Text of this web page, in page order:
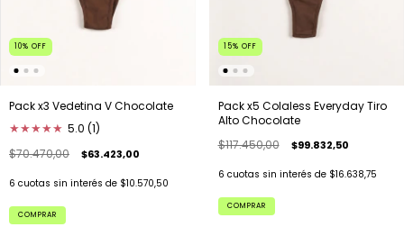
10% OFF
Pack x3 Vedetina V Chocolate
★★★★★ 5.0 (1)
$70.470,00
$63.423,00
6 cuotas sin interés de $10.570,50
COMPRAR
15% OFF
Pack x5 Colaless Everyday Tiro
Alto Chocolate
$117.450,00
$99.832,50
6 cuotas sin interés de $16.638,75
COMPRAR